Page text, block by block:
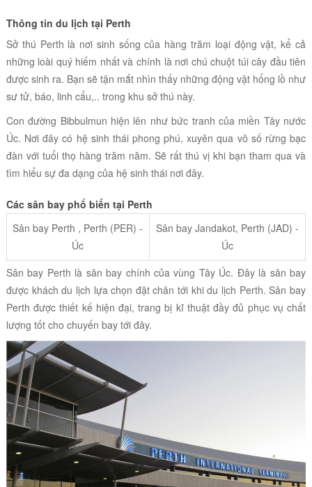
Thông tin du lịch tại Perth
Sở thú Perth là nơi sinh sống của hàng trăm loại động vật, kể cả
những loài quý hiếm nhất và chính là nơi chú chuột túi cây đầu tiên
được sinh ra. Bạn sẽ tận mắt nhìn thấy những động vật hổng lồ như
sư tử, báo, linh cẩu,.. trong khu sở thú này.
Con đường Bibbulmun hiện lên như bức tranh của miền Tây nước
Úc. Nơi đây có hệ sinh thái phong phú, xuyên qua vô số rừng bạc
đàn với tuổi thọ hàng trăm năm. Sẽ rất thú vị khi bạn tham qua và
tìm hiểu sự đa dạng của hệ sinh thái nơi đây.
Các sân bay phổ biến tại Perth
Sân bay Perth , Perth (PER) -
Úc
Sân bay Jandakot, Perth (JAD) -
Úc
Sân bay Perth là sân bay chính của vùng Tây Úc. Đây là sân bay
được khách du lịch lựa chọn đặt chân tới khi du lịch Perth. Sân bay
Perth được thiết kế hiện đại, trang bị kĩ thuật đầy đủ phục vụ chất
lượng tốt cho chuyến bay tới đây.